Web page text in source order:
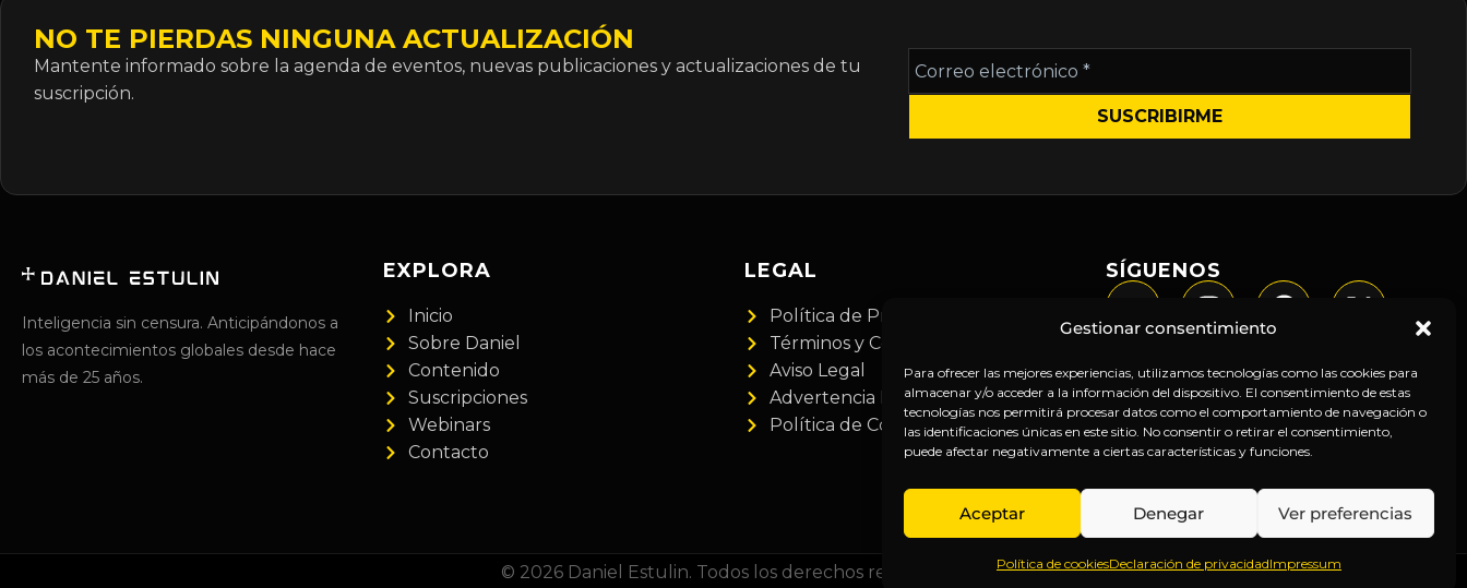
Gestionar consentimiento
Para ofrecer las mejores experiencias, utilizamos tecnologías como las cookies para
almacenar y/o acceder a la información del dispositivo. El consentimiento de estas
tecnologías nos permitirá procesar datos como el comportamiento de navegación o
las identificaciones únicas en este sitio. No consentir o retirar el consentimiento,
puede afectar negativamente a ciertas características y funciones.
Aceptar Denegar Ver preferencias
Política de cookiesDeclaración de privacidadImpressum
NO TE PIERDAS NINGUNA ACTUALIZACIÓN
Mantente informado sobre la agenda de eventos, nuevas publicaciones y actualizaciones de tu
suscripción.
Correo
electrónico
*
Inteligencia sin censura. Anticipándonos a
los acontecimientos globales desde hace
más de 25 años.
EXPLORA
Inicio
Sobre Daniel
Contenido
Suscripciones
Webinars
Contacto
LEGAL
Política de Privacidad
Términos y Condiciones
Aviso Legal
Advertencia Financiera
Política de Cookies
SÍGUENOS
© 2026 Daniel Estulin. Todos los derechos reservados.